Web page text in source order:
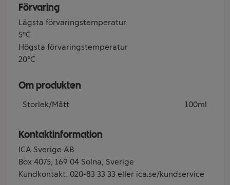
Förvaring
Lägsta förvaringstemperatur
5°C
Högsta förvaringstemperatur
20°C
Om produkten
Storlek/Mått 100ml
Kontaktinformation
ICA Sverige AB
Box 4075, 169 04 Solna, Sverige
Kundkontakt: 020-83 33 33 eller ica.se/kundservice